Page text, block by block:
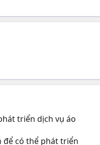
triển dịch vụ áo
để có thể phát triển